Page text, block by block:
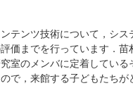
テンツ技術について，シス
価までを行っています．
室のメンバに定着してい
で，来館する子どもたち